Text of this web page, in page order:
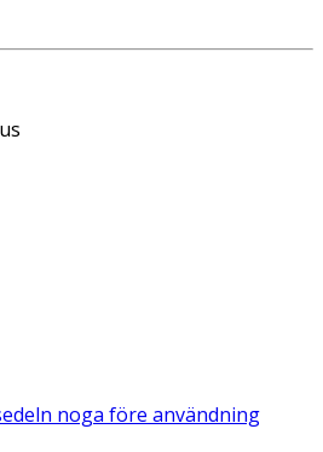
noga före användning